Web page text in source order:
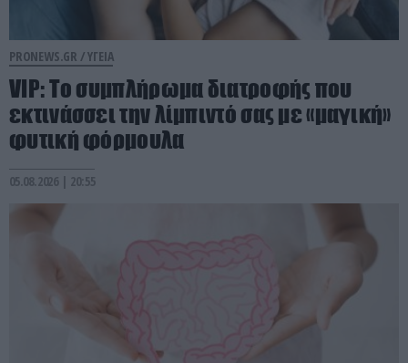
PRONEWS.GR /ΥΓΕΙΑ
VIP: To συμπλήρωμα διατροφής που
εκτινάσσει την λίμπιντό σας με «μαγική»
φυτική φόρμουλα
05.08.2026 | 20:55